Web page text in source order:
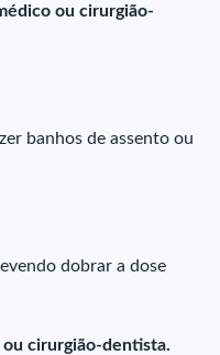
ou cirurgião-
banhos de assento ou
dobrar a dose
ou cirurgião-dentista.